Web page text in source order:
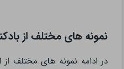
نمونه های مختلف از
در ادامه نمونه های مختلف از